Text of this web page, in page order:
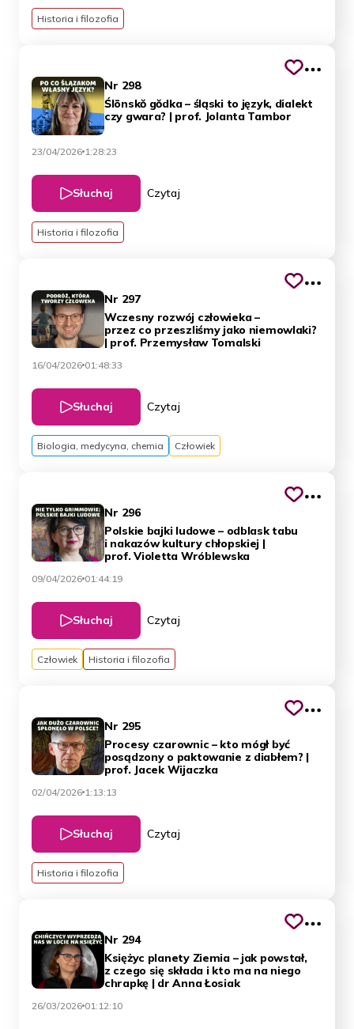
Historia i filozofia
Nr 298
Ślōnskŏ gŏdka – śląski to język, dialekt
czy gwara? | prof. Jolanta Tambor
23/04/2026 1:28:23
Słuchaj Czytaj
Historia i filozofia
Nr 297
Wczesny rozwój człowieka –
przez co przeszliśmy jako niemowlaki?
| prof. Przemysław Tomalski
16/04/2026 01:48:33
Słuchaj Czytaj
Biologia, medycyna, chemia Człowiek
Nr 296
Polskie bajki ludowe – odblask tabu
i nakazów kultury chłopskiej |
prof. Violetta Wróblewska
09/04/2026 01:44:19
Słuchaj Czytaj
Człowiek Historia i filozofia
Nr 295
Procesy czarownic – kto mógł być
posądzony o paktowanie z diabłem? |
prof. Jacek Wijaczka
02/04/2026 1:13:13
Słuchaj Czytaj
Historia i filozofia
Nr 294
Księżyc planety Ziemia – jak powstał,
z czego się składa i kto ma na niego
chrapkę | dr Anna Łosiak
26/03/2026 01:12:10